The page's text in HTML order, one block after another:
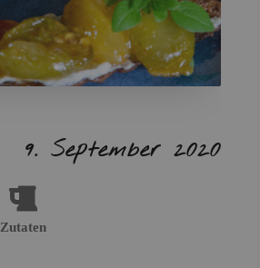
9. Sep­tem­ber 2020
Zu­ta­ten